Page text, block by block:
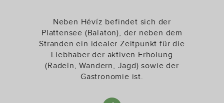
Neben Hévíz befindet sich der
Plattensee (Balaton), der neben dem
Stranden ein idealer Zeitpunkt für die
Liebhaber der aktiven Erholung
(Radeln, Wandern, Jagd) sowie der
Gastronomie ist.